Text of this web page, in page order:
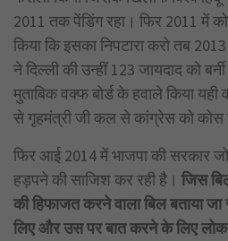
2011 तक पेंडिंग रहा। फिर 2011 में
किया कि इसका निपटारा करो तब
ने दिल्ली की उन्हीं 123 जायदाद को
मुताबिक वक्फ बोर्ड के हवाले किया यही
से गृहमंत्री जी कल से कांग्रेस को कोस
फिर आई 2014 में भाजपा की सरकार
हड़पने की साजिश कर रही है। जिस
की हिफाजत करने वाला बिल बताया
लिए और उस पर बात करने के लिए